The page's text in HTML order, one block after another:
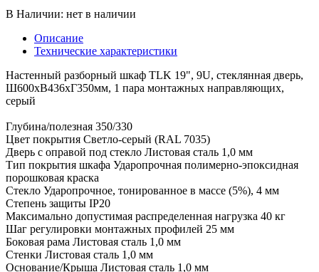
В Наличии: нет в наличии
Описание
Технические характеристики
Настенный разборный шкаф TLK 19", 9U, стеклянная дверь,
Ш600хВ436хГ350мм, 1 пара монтажных направляющих,
серый
Глубина/полезная 350/330
Цвет покрытия Светло-серый (RAL 7035)
Дверь с оправой под стекло Листовая сталь 1,0 мм
Тип покрытия шкафа Ударопрочная полимерно-эпоксидная
порошковая краска
Стекло Ударопрочное, тонированное в массе (5%), 4 мм
Степень защиты IP20
Максимально допустимая распределенная нагрузка 40 кг
Шаг регулировки монтажных профилей 25 мм
Боковая рама Листовая сталь 1,0 мм
Стенки Листовая сталь 1,0 мм
Основание/Крыша Листовая сталь 1,0 мм